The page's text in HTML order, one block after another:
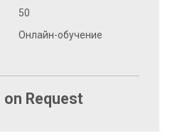
50
Онлайн-обучение
on Request